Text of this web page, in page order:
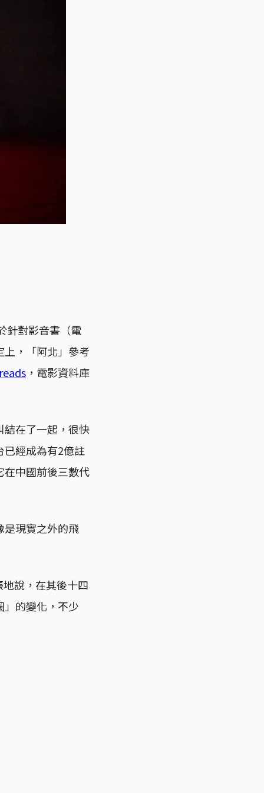
針對影音書（電
，「阿北」參考
，電影資料庫
結在了一起，很快
經成為有2億註
在中國前後三數代
是現實之外的飛
說，在其後十四
的變化，不少